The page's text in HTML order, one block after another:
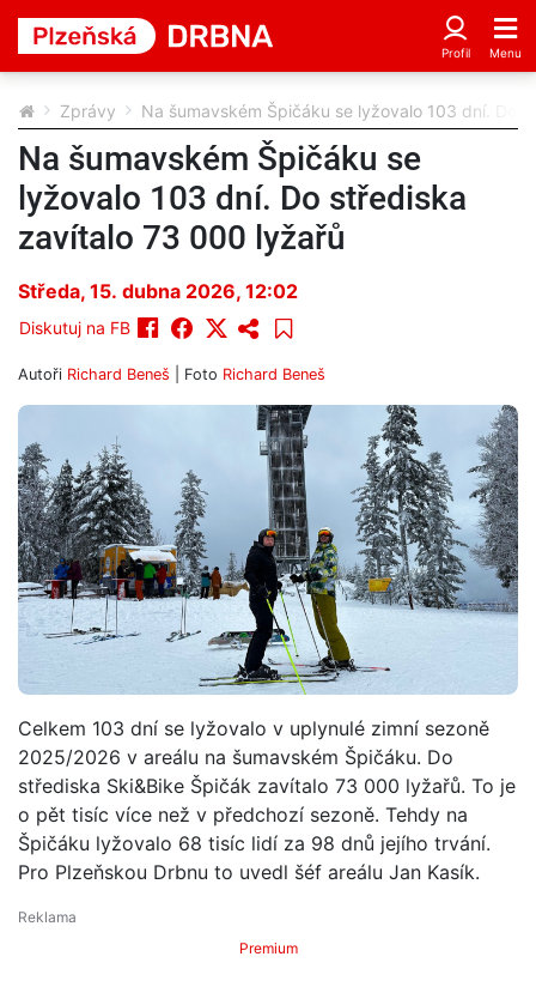
Zprávy Na šumavském Špičáku se lyžovalo 103 dní. Do
Na šumavském Špičáku se
lyžovalo 103 dní. Do střediska
zavítalo 73 000 lyžařů
Středa, 15. dubna 2026, 12:02
Diskutuj na FB
Autoři Richard Beneš | Foto Richard Beneš
Celkem 103 dní se lyžovalo v uplynulé zimní sezoně
2025/2026 v areálu na šumavském Špičáku. Do
střediska Ski&Bike Špičák zavítalo 73 000 lyžařů. To je
o pět tisíc více než v předchozí sezoně. Tehdy na
Špičáku lyžovalo 68 tisíc lidí za 98 dnů jejího trvání.
Pro Plzeňskou Drbnu to uvedl šéf areálu Jan Kasík.
Premium